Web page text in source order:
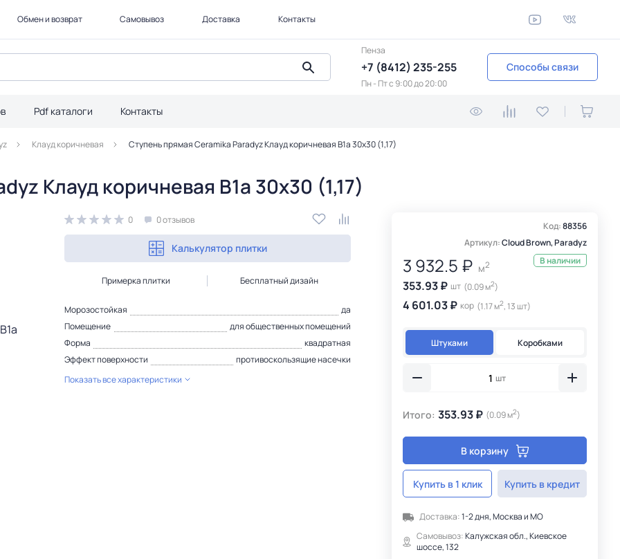
Обмен и возврат Самовывоз Доставка Контакты
Пенза
+7 (8412) 235-255
Пн - Пт c 9:00 до 20:00
Способы связи
Pdf каталоги Контакты
Клауд коричневая Ступень прямая Ceramika Paradyz Клауд коричневая B1a 30x30 (1,17)
Клауд коричневая B1a 30x30 (1,17)
0 0 отзывов
Калькулятор плитки
Примерка плитки Бесплатный дизайн
Морозостойкая
да
Помещение
для общественных помещений
Форма
квадратная
Эффект поверхности
противоскользящие насечки
Показать все характеристики
Код:88356
Артикул:Cloud Brown, Paradyz
3 932.5 ₽ м2
353.93 ₽ шт (0.09 м2)
4 601.03 ₽ кор (1.17 м2, 13 шт)
В наличии
Штуками Коробками
шт
Итого: 353.93 ₽ (0.09 м2)
В корзину
Купить в 1 клик Купить в кредит
Доставка:1-2 дня, Москва и МО
Самовывоз:Калужская обл., Киевское
шоссе, 132